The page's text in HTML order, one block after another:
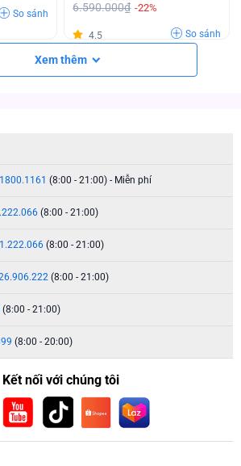
So sánh 6.590.000₫ -22%
4.5 So sánh
Xem thêm
1800.1161 (8:00 - 21:00) - Miễn phí
(8:00 - 21:00)
(8:00 - 21:00)
(8:00 - 21:00)
(8:00 - 21:00)
(8:00 - 20:00)
Kết nối với chúng tôi